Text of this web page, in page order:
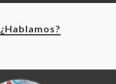
¿Hablamos?